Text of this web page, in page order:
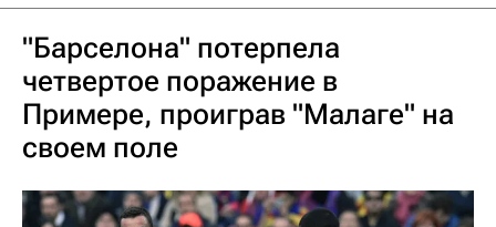
"Барселона" потерпела
четвертое поражение в
Примере, проиграв "Малаге" на
своем поле